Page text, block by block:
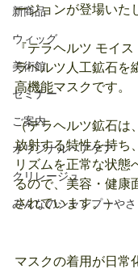
新商品
ウィッグ
美術館
セミナー
ご案内
オリジナルヘアケア
クリレージュ
みんなのシャンプーやさ
ージョンが登場いた
『テラヘルツ モイ
ラヘルツ人工鉱石を
高機能マスクです。
（テラヘルツ鉱石は
放射する特性を持ち
リズムを正常な状態
るので、美容・健康
されています。）
マスクの着用が日常